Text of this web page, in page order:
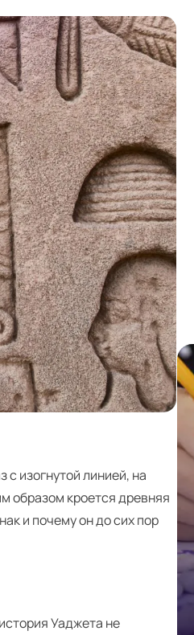
изогнутой линией, на
образом кроется древняя
и почему он до сих пор
Уаджета не